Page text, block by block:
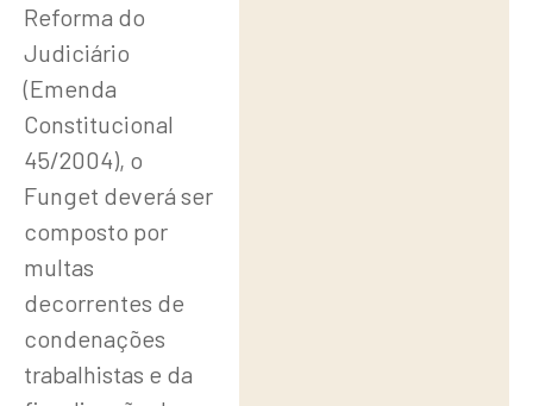
Reforma do
Judiciário
(Emenda
Constitucional
45/2004), o
Funget deverá ser
composto por
multas
decorrentes de
condenações
trabalhistas e da